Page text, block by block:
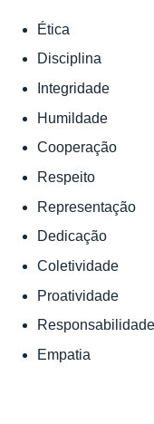
Ética
Disciplina
Integridade
Humildade
Cooperação
Respeito
Representação
Dedicação
Coletividade
Proatividade
Empatia